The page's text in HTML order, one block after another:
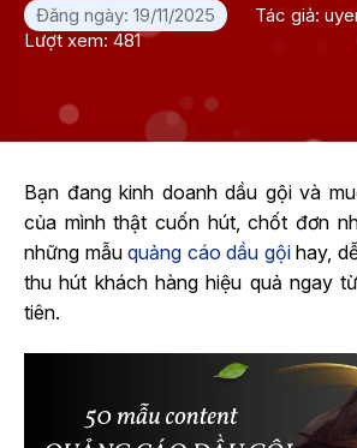
Đăng ngày: 19/11/2025
Tác giả:
Lượt xem: 481
Bạn đang kinh doanh dầu gội và
của mình thật cuốn hút, chốt đơn
những mẫuquảng cáo dầu gộihay,
thu hút khách hàng hiệu quả ngay
tiên.